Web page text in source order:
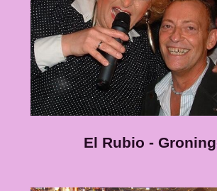
El Rubio -